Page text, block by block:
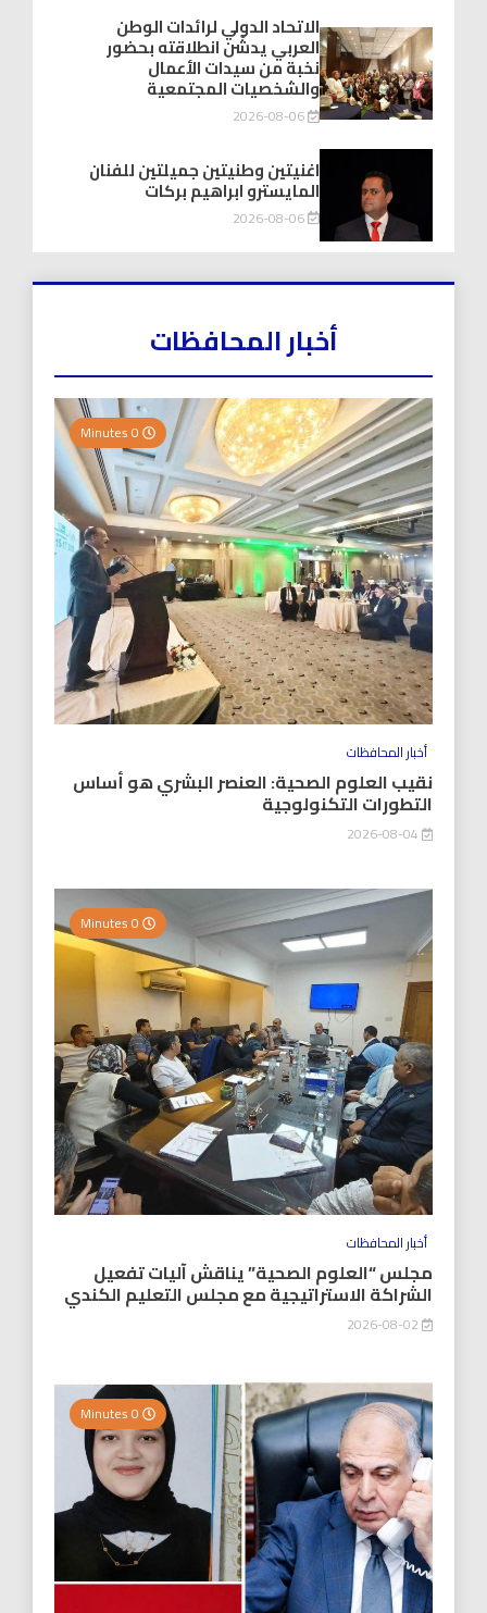
الاتحاد الدولي لرائدات الوطن
العربي يدشّن انطلاقته بحضور
نخبة من سيدات الأعمال
والشخصيات المجتمعية
2026-08-06
اغنيتين وطنيتين جميلتين للفنان
المايسترو ابراهيم بركات
2026-08-06
أخبار المحافظات
أخبار المحافظات
نقيب العلوم الصحية: العنصر البشري هو أساس
التطورات التكنولوجية
أخبار المحافظات
مجلس “العلوم الصحية” يناقش آليات تفعيل
الشراكة الاستراتيجية مع مجلس التعليم الكندي